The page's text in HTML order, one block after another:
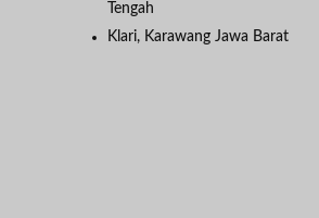
Tengah
Klari, Karawang Jawa Barat